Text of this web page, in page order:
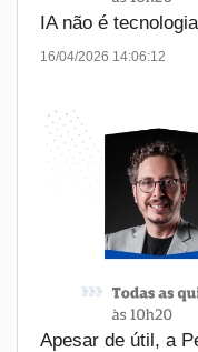
IA não é
16/04/2026 14:06:12
Apesar de útil, a